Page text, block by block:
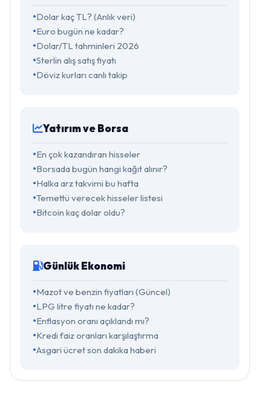
Dolar kaç TL? (Anlık veri)
Euro bugün ne kadar?
Dolar/TL tahminleri 2026
Sterlin alış satış fiyatı
Döviz kurları canlı takip
Yatırım ve Borsa
En çok kazandıran hisseler
Borsada bugün hangi kağıt alınır?
Halka arz takvimi bu hafta
Temettü verecek hisseler listesi
Bitcoin kaç dolar oldu?
Günlük Ekonomi
Mazot ve benzin fiyatları (Güncel)
LPG litre fiyatı ne kadar?
Enflasyon oranı açıklandı mı?
Kredi faiz oranları karşılaştırma
Asgari ücret son dakika haberi